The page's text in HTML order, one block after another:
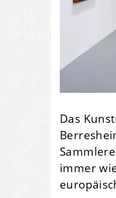
Das
immer